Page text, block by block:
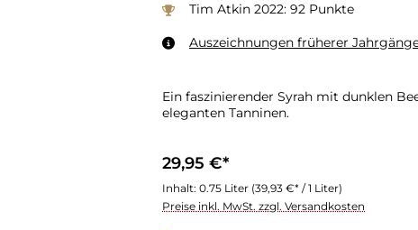
Tim Atkin 2022: 92 Punkte
Auszeichnungen früherer
Ein faszinierender Syrah mit dunklen
eleganten Tanninen.
29,95 €*
Inhalt: 0.75 Liter (39,93 €* / 1 Liter)
Preise inkl. MwSt. zzgl. Versandkosten